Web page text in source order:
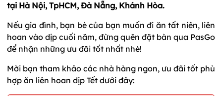
tại Hà Nội, TpHCM, Đà Nẵng, Khánh Hòa.
Nếu gia đình, bạn bè của bạn muốn đi ăn tất niên, liên
hoan vào dịp cuối năm, đừng quên đặt bàn qua PasGo
để nhận những ưu đãi tốt nhất nhé!
Mời bạn tham khảo các nhà hàng ngon, ưu đãi tốt phù
hợp ăn liên hoan dịp Tết dưới đây: